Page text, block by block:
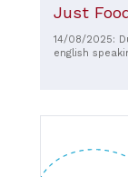
Just
14/08/2025:
english